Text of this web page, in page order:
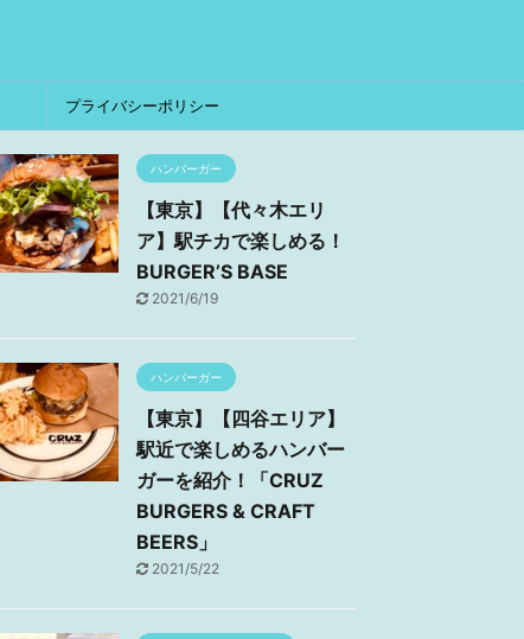
プライバシーポリシー
ハンバーガー
【東京】【代々木エリ
ア】駅チカで楽しめる！
BURGER’S BASE
2021/6/19
ハンバーガー
【東京】【四谷エリア】
駅近で楽しめるハンバー
ガーを紹介！「CRUZ
BURGERS & CRAFT
BEERS」
2021/5/22